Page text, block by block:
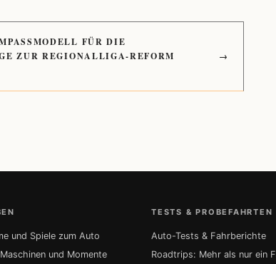
FÜR DIE
ZUR REGIONALLIGA-REFORM
→
und Spiele zum Auto
und Momente
TESTS & PROBEFAHRTEN
Auto-Tests & Fahrberichte
Roadtrips: Mehr als nur ein